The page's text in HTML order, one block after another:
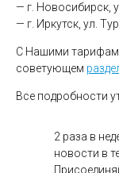
— г. Новосибирск,
— г. Иркутск, ул.
С Нашими
советующем
Все подробности
2 раза в
новости в